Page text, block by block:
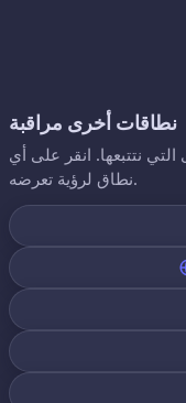
نطاقات أخرى مراقبة
نتتبعها. انقر على أي
نطاق لرؤية تعرضه.